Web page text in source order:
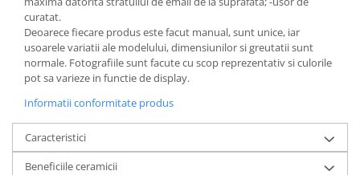
curatat.
Deoarece fiecare produs este facut manual, sunt unice, iar
usoarele variatii ale modelului, dimensiunilor si greutatii sunt
normale. Fotografiile sunt facute cu scop reprezentativ si culorile
pot sa varieze in functie de display.
Informatii conformitate produs
Caracteristici
Beneficiile ceramicii